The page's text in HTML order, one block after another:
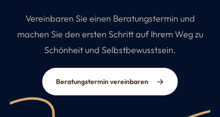
Vereinbaren Sie einen Beratungstermin und
machen Sie den ersten Schritt auf Ihrem Weg zu
Schönheit und Selbstbewusstsein.
Beratungstermin vereinbaren